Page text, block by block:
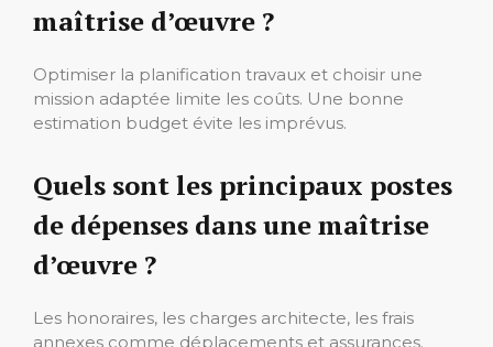
maîtrise d’œuvre ?
Optimiser la planification travaux et choisir une
mission adaptée limite les coûts. Une bonne
estimation budget évite les imprévus.
Quels sont les principaux postes
de dépenses dans une maîtrise
d’œuvre ?
Les honoraires, les charges architecte, les frais
annexes comme déplacements et assurances.